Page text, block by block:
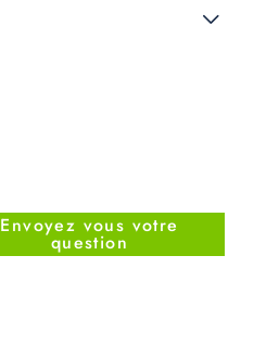
Envoyez vous votre
question